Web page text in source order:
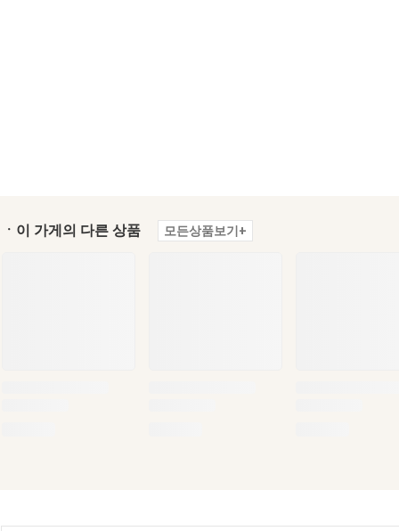
ㆍ이 가게의 다른 상품 모든상품보기+